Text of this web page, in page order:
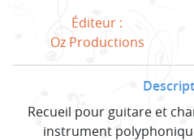
Éditeur :
Oz Productions
Recueil pour guitare et
instrument